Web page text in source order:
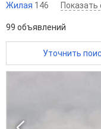
Жилая 146
99 объявлений
Уточнить